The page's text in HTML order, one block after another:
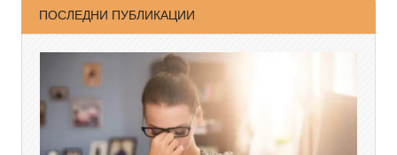
ПОСЛЕДНИ ПУБЛИКАЦИИ